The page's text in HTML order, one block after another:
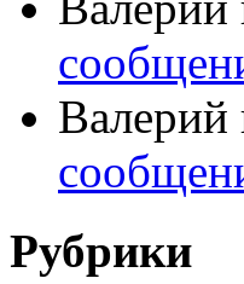
Валерий
Рубрики